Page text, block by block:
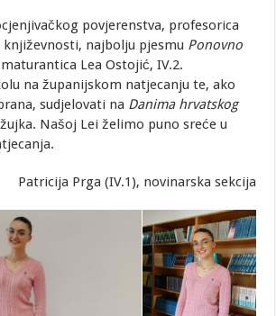
povjerenstva, profesorica
najbolju pjesmu Ponovno
Lea Ostojić, IV.2.
na županijskom natjecanju te, ako
sudjelovati na Danima hrvatskog
Našoj Lei želimo puno sreće u
Patricija Prga (IV.1), novinarska sekcija